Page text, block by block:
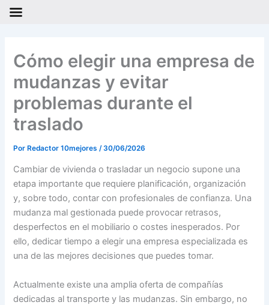
contenido
Cómo elegir una empresa de
mudanzas y evitar
problemas durante el
traslado
PorRedactor 10mejores /30/06/2026
Cambiar de vivienda o trasladar un negocio supone una
etapa importante que requiere planificación, organización
y, sobre todo, contar con profesionales de confianza. Una
mudanza mal gestionada puede provocar retrasos,
desperfectos en el mobiliario o costes inesperados. Por
ello, dedicar tiempo a elegir una empresa especializada es
una de las mejores decisiones que puedes tomar.
Actualmente existe una amplia oferta de compañías
dedicadas al transporte y las mudanzas. Sin embargo, no